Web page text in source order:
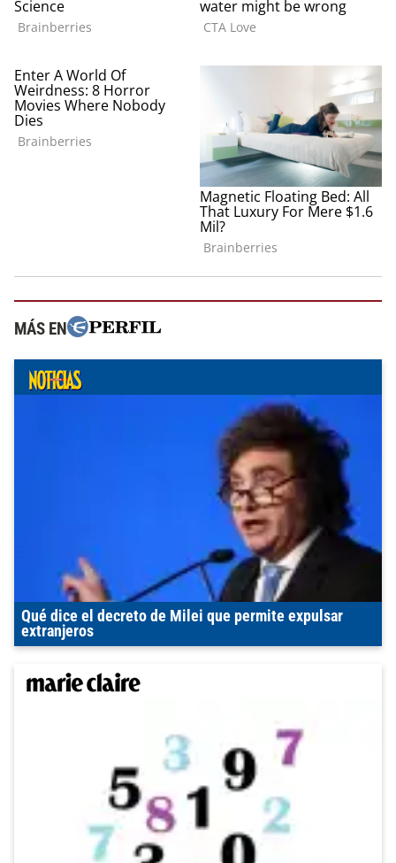
MÁS EN
Qué dice el decreto de Milei que permite expulsar
extranjeros